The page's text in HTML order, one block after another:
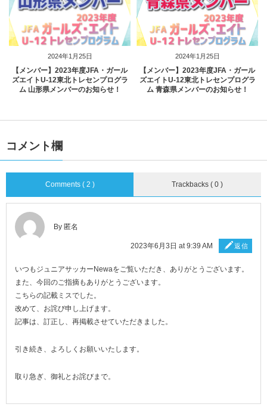
2024年1月25日
【メンバー】2023年度JFA・ガール
ズエイトU-12東北トレセンプログラ
ム 山形県メンバーのお知らせ！
2024年1月25日
【メンバー】2023年度JFA・ガール
ズエイトU-12東北トレセンプログラ
ム 青森県メンバーのお知らせ！
コメント欄
Comments ( 2 ) Trackbacks ( 0 )
By 匿名
2023年6月3日 at 9:39 AM 返信
いつもジュニアサッカーNewaをご覧いただき、ありがとうございます。
また、今回のご指摘もありがとうございます。
こちらの記載ミスでした。
改めて、お詫び申し上げます。
記事は、訂正し、再掲載させていただきました。
引き続き、よろしくお願いいたします。
取り急ぎ、御礼とお詫びまで。